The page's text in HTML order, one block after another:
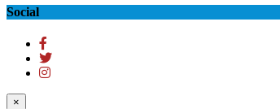
Social
×